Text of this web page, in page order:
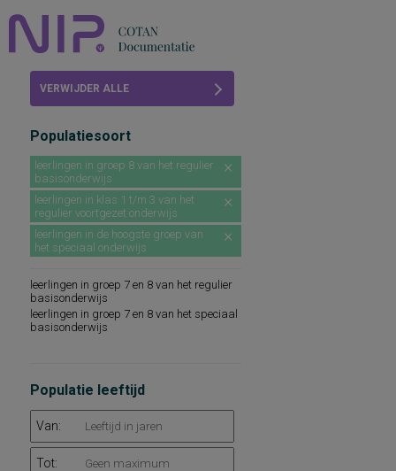
Abonneren
FAQ
VERWIJDER ALLE
Populatiesoort
leerlingen in groep 8 van het regulier
basisonderwijs
leerlingen in klas 1 t/m 3 van het
regulier voortgezet onderwijs
leerlingen in de hoogste groep van
het speciaal onderwijs
leerlingen in groep 7 en 8 van het regulier
basisonderwijs
leerlingen in groep 7 en 8 van het speciaal
basisonderwijs
Populatie leeftijd
Van:
Tot: